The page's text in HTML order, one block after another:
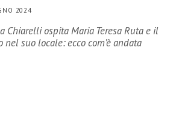
2024
Chiarelli ospita Maria Teresa Ruta e il
nel suo locale: ecco com’è andata